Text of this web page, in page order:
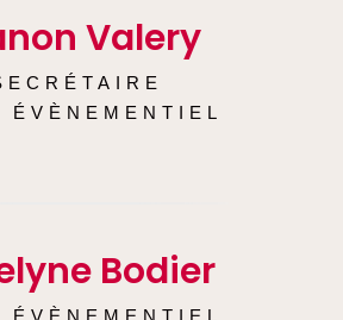
Valery
ÉVÈNEMENTIEL
Bodier